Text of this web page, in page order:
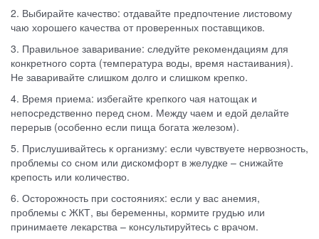
2. Выбирайте качество: отдавайте предпочтение листовому
чаю хорошего качества от проверенных поставщиков.
3. Правильное заваривание: следуйте рекомендациям для
конкретного сорта (температура воды, время настаивания).
Не заваривайте слишком долго и слишком крепко.
4. Время приема: избегайте крепкого чая натощак и
непосредственно перед сном. Между чаем и едой делайте
перерыв (особенно если пища богата железом).
5. Прислушивайтесь к организму: если чувствуете нервозность,
проблемы со сном или дискомфорт в желудке – снижайте
крепость или количество.
6. Осторожность при состояниях: если у вас анемия,
проблемы с ЖКТ, вы беременны, кормите грудью или
принимаете лекарства – консультируйтесь с врачом.